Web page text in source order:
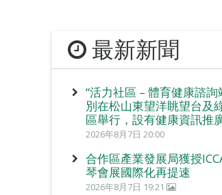
最新新聞
“活力社區 – 體育健康諮詢
別在松山東望洋眺望台及
區舉行，設有健康資訊推
2026年8月7日 20:00
合作區產業發展局獲授
琴會展國際化再提速
2026年8月7日 19:21